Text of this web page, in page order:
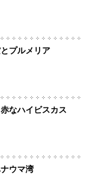
プルメリア
なハイビスカス
ウマ湾